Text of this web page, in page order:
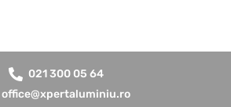
021 300 05 64
office@xpertaluminiu.ro